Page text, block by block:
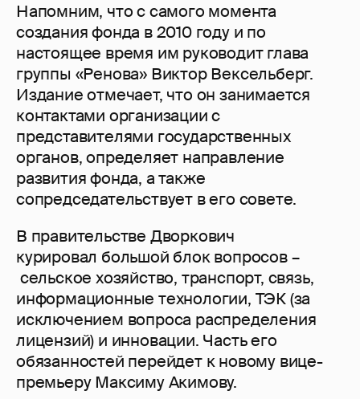
Напомним, что с самого момента
создания фонда в 2010 году и по
настоящее время им руководит глава
группы «Ренова» Виктор Вексельберг.
Издание отмечает, что он занимается
контактами организации с
представителями государственных
органов, определяет направление
развития фонда, а также
сопредседательствует в его совете.
В правительстве Дворкович
курировал большой блок вопросов –
сельское хозяйство, транспорт, связь,
информационные технологии, ТЭК (за
исключением вопроса распределения
лицензий) и инновации. Часть его
обязанностей перейдет к новому вице-
премьеру Максиму Акимову.